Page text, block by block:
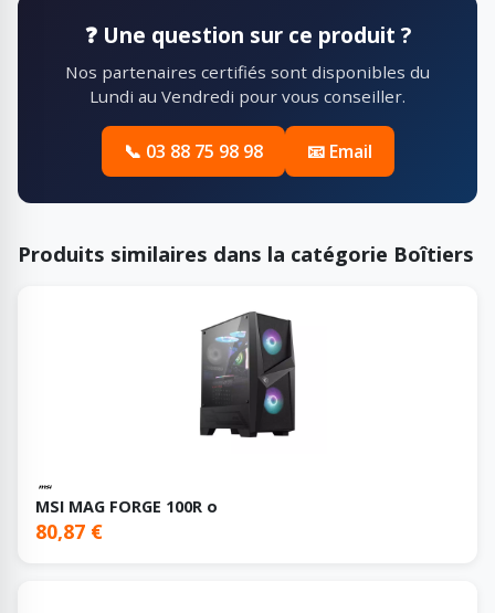
❓ Une question sur ce produit ?
Nos partenaires certifiés sont disponibles du
Lundi au Vendredi pour vous conseiller.
📞 03 88 75 98 98 📧 Email
Produits similaires dans la catégorie Boîtiers
MSI MAG FORGE 100R o
80,87 €